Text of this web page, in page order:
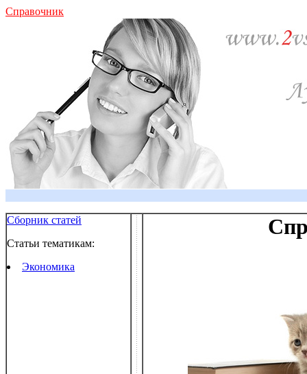
Справочник
Сборник статей
Статьи тематикам:
Экономика